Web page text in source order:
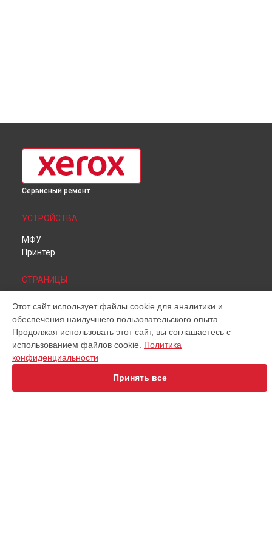
Сервисный ремонт
УСТРОЙСТВА
МФУ
Принтер
СТРАНИЦЫ
Контакты
Этот сайт использует файлы cookie для аналитики и
обеспечения наилучшего пользовательского опыта.
Продолжая использовать этот сайт, вы соглашаетесь с
использованием файлов cookie. Политика
конфиденциальности
Принять все